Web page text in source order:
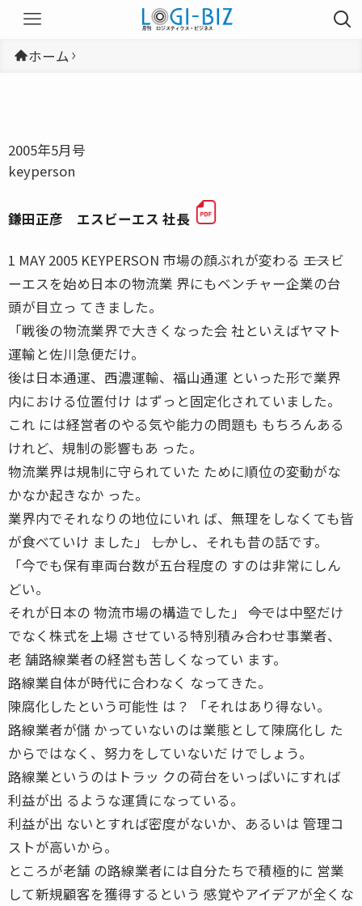
ホーム
2005年5月号
keyperson
鎌田正彦 エスビーエス 社長
1 MAY 2005 KEYPERSON 市場の顔ぶれが変わる ――エスビ
ーエスを始め日本の物流業 界にもベンチャー企業の台
頭が目立っ てきました。
「戦後の物流業界で大きくなった会 社といえばヤマト
運輸と佐川急便だけ。
後は日本通運、西濃運輸、福山通運 といった形で業界
内における位置付け はずっと固定化されていました。
これ には経営者のやる気や能力の問題も もちろんある
けれど、規制の影響もあ った。
物流業界は規制に守られていた ために順位の変動がな
かなか起きなか った。
業界内でそれなりの地位にいれ ば、無理をしなくても皆
が食べていけ ました」 ――しかし、それも昔の話です。
「今でも保有車両台数が五台程度の すのは非常にしん
どい。
それが日本の 物流市場の構造でした」 ――今では中堅だけ
でなく株式を上場 させている特別積み合わせ事業者、
老 舗路線業者の経営も苦しくなってい ます。
路線業自体が時代に合わなく なってきた。
陳腐化したという可能性 は？ 「それはあり得ない。
路線業者が儲 かっていないのは業態として陳腐化し た
からではなく、努力をしていないだ けでしょう。
路線業というのはトラッ クの荷台をいっぱいにすれば
利益が出 るような運賃になっている。
利益が出 ないとすれば密度がないか、あるいは 管理コ
ストが高いから。
ところが老舗 の路線業者には自分たちで積極的に 営業
して新規顧客を獲得するという 感覚やアイデアが全くな